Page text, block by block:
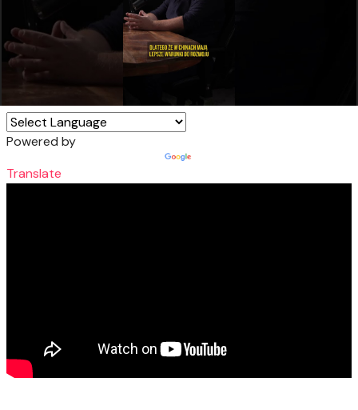
Powered by
Translate